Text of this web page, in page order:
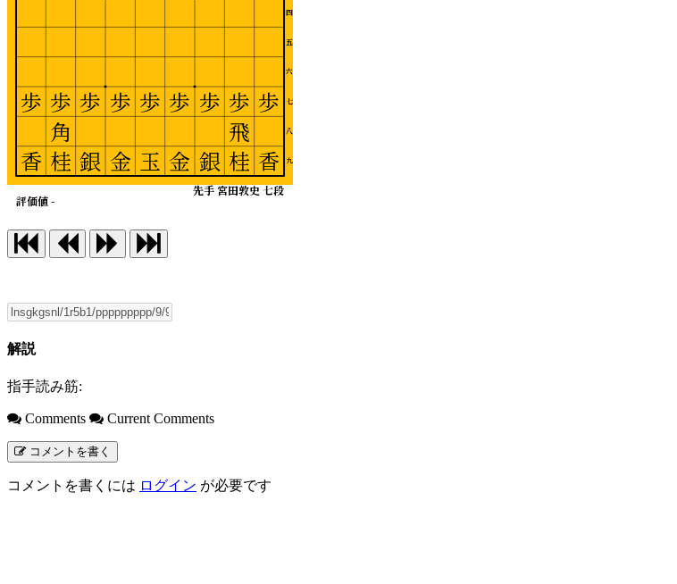
四
五
六
七
八
九
先手 宮田敦史 七段
評価値 -
歩
香
歩
飛
桂
歩
銀
歩
金
歩
玉
歩
金
歩
銀
歩
角
桂
歩
香
解説
指手読み筋:
Comments Current Comments
コメントを書く
コメントを書くには ログイン が必要です